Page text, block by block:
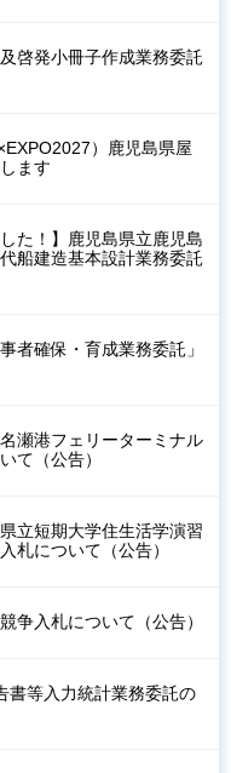
啓発小冊子作成業務委託
）鹿児島県屋
ます
た！】鹿児島県立鹿児島
船建造基本設計業務委託
者確保・育成業務委託」
瀬港フェリーターミナル
て（公告）
立短期大学住生活学演習
札について（公告）
争入札について（公告）
書等入力統計業務委託の